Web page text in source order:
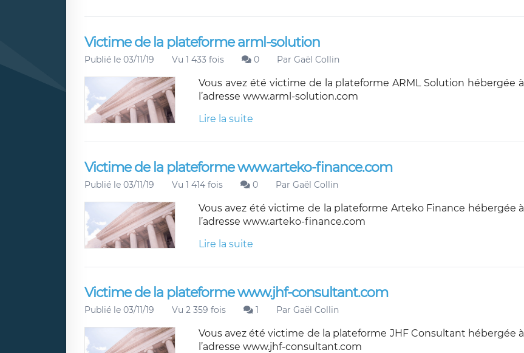
Victime de la plateforme arml-solution
Publié le 03/11/19 Vu 1 433 fois 0 Par Gaël Collin
Vous avez été victime de la plateforme ARML Solution hébergée à
l’adresse www.arml-solution.com
Lire la suite
Victime de la plateforme www.arteko-finance.com
Publié le 03/11/19 Vu 1 414 fois 0 Par Gaël Collin
Vous avez été victime de la plateforme Arteko Finance hébergée à
l’adresse www.arteko-finance.com
Lire la suite
Victime de la plateforme www.jhf-consultant.com
Publié le 03/11/19 Vu 2 359 fois 1 Par Gaël Collin
Vous avez été victime de la plateforme JHF Consultant hébergée à
l’adresse www.jhf-consultant.com